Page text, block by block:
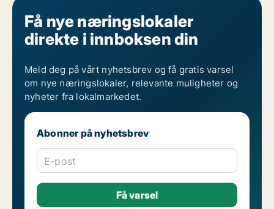
Få nye næringslokaler
direkte i innboksen din
Meld deg på vårt nyhetsbrev og få gratis varsel
om nye næringslokaler, relevante muligheter og
nyheter fra lokalmarkedet.
Abonner på nyhetsbrev
E-post